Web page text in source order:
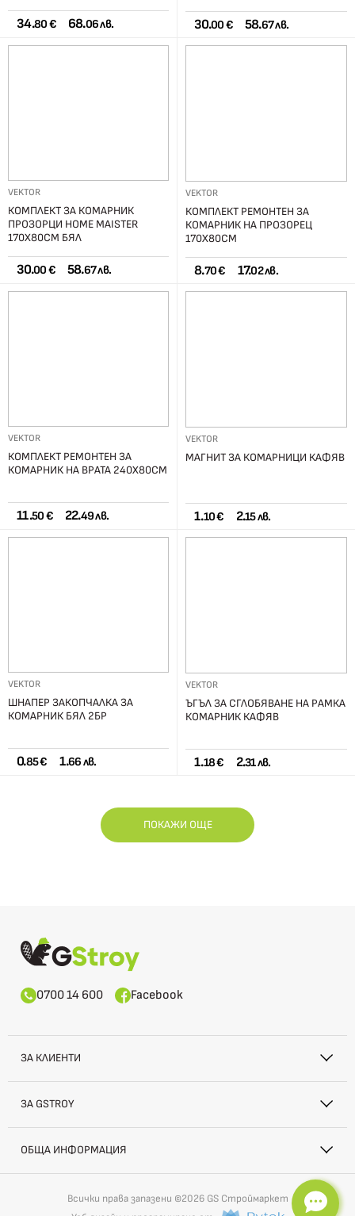
34.80 € 68.06 лв. 30.00 € 58.67 лв.
VEKTOR
КОМПЛЕКТ ЗА КОМАРНИК
ПРОЗОРЦИ HOME MAISTER
170Х80СМ БЯЛ
30.00 € 58.67 лв.
VEKTOR
КОМПЛЕКТ РЕМОНТЕН ЗА
КОМАРНИК НА ПРОЗОРЕЦ
170Х80СМ
8.70 € 17.02 лв.
VEKTOR
КОМПЛЕКТ РЕМОНТЕН ЗА
КОМАРНИК НА ВРАТА 240Х80СМ
11.50 € 22.49 лв.
VEKTOR
МАГНИТ ЗА КОМАРНИЦИ КАФЯВ
1.10 € 2.15 лв.
VEKTOR
ШНАПЕР ЗАКОПЧАЛКА ЗА
КОМАРНИК БЯЛ 2БР
0.85 € 1.66 лв.
VEKTOR
ЪГЪЛ ЗА СГЛОБЯВАНЕ НА РАМКА
КОМАРНИК КАФЯВ
1.18 € 2.31 лв.
ПОКАЖИ ОЩЕ
0700 14 600 Facebook
ЗА КЛИЕНТИ
ЗА GSTROY
ОБЩА ИНФОРМАЦИЯ
Всички права запазени ©2026 GS Строймаркет